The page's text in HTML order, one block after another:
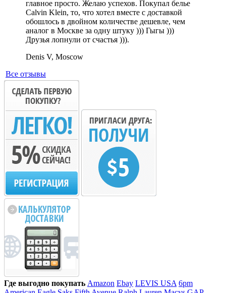
главное просто. Желаю успехов. Покупал белье
Calvin Klein, то, что хотел вместе с доставкой
обошлось в двойном количестве дешевле, чем
аналог в Москве за одну штуку ))) Гыгы )))
Друзья лопнули от счастья ))).
Denis V, Moscow
Все отзывы
Где выгодно покупать Amazon Ebay LEVIS USA 6pm